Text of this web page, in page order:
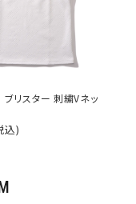
リスター 刺繍Vネッ
込)